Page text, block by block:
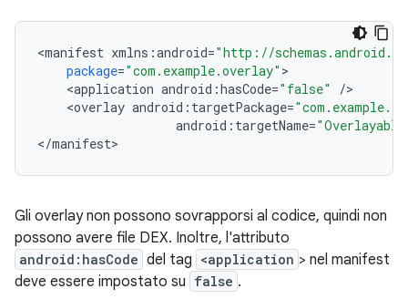
<manifest xmlns :android="http://
package="com.example.overlay"
<application android :hasCode="false" /
<overlay android : targetPackage=
android : targetName=
</manifest
Gli overlay non possono sovrapporsi al codice, quindi non
possono avere file DEX. Inoltre, l'attributo
android:hasCode del tag <application > nel manifest
deve essere impostato su false .